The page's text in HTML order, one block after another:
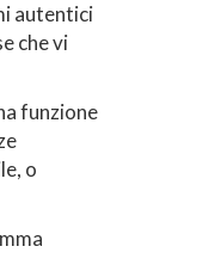
autentici
che vi
funzione
o